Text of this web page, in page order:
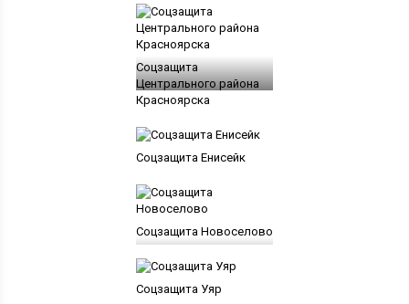
Соцзащита
Центрального района
Красноярска
Соцзащита Енисейк
Соцзащита Новоселово
Соцзащита Уяр